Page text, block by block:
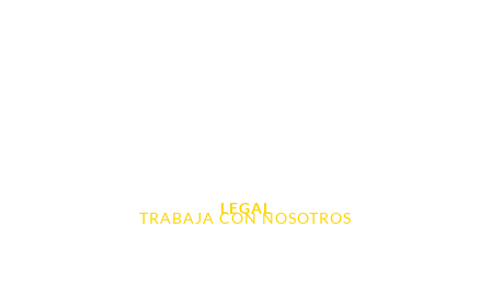
LEGAL
TRABAJA CON NOSOTROS